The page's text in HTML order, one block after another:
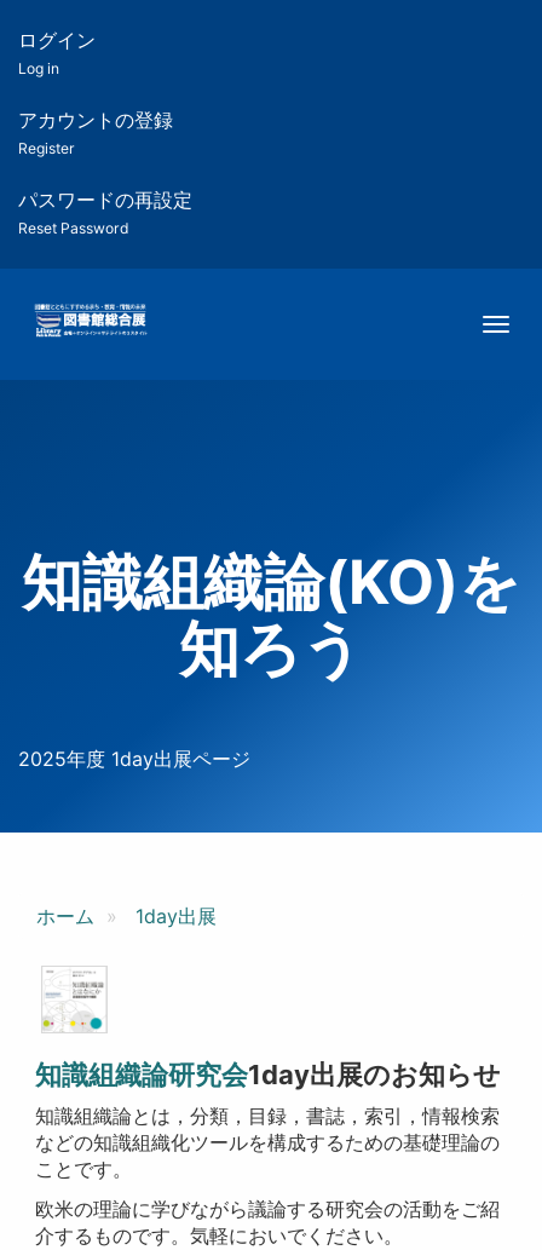
ツ
匿
名
ユ
ー
ー
用
メ
ログイン
Log in
アカウントの登録
Register
パスワードの再設定
Reset Password
知識組織論(KO)を
知ろう
2025年度 1day出展ページ
ホーム 1day出展
知識組織論研究会1day出展のお知らせ
知識組織論とは，分類，目録，書誌，索引，情報検索
などの知識組織化ツールを構成するための基礎理論の
ことです。
欧米の理論に学びながら議論する研究会の活動をご紹
介するものです。気軽においでください。